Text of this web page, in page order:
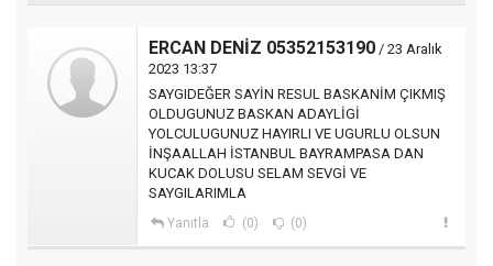
ERCAN DENİZ 05352153190 / 23 Aralık
2023 13:37
SAYGIDEĞER SAYİN RESUL BASKANİM ÇIKMIŞ
OLDUGUNUZ BASKAN ADAYLİGİ
YOLCULUGUNUZ HAYIRLI VE UGURLU OLSUN
İNŞAALLAH İSTANBUL BAYRAMPASA DAN
KUCAK DOLUSU SELAM SEVGİ VE
SAYGILARIMLA
Yanıtla (0) (0)